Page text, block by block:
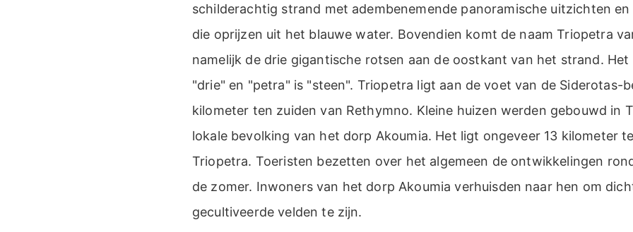
schilderachtig strand met adembenemende panoramische uitzichten
die oprijzen uit het blauwe water. Bovendien komt de naam Triopetra
namelijk de drie gigantische rotsen aan de oostkant van het strand.
"drie" en "petra" is "steen". Triopetra ligt aan de voet van de Siderotas-
kilometer ten zuiden van Rethymno. Kleine huizen werden gebouwd in
lokale bevolking van het dorp Akoumia. Het ligt ongeveer 13 kilometer
Triopetra. Toeristen bezetten over het algemeen de ontwikkelingen
de zomer. Inwoners van het dorp Akoumia verhuisden naar hen om
gecultiveerde velden te zijn.